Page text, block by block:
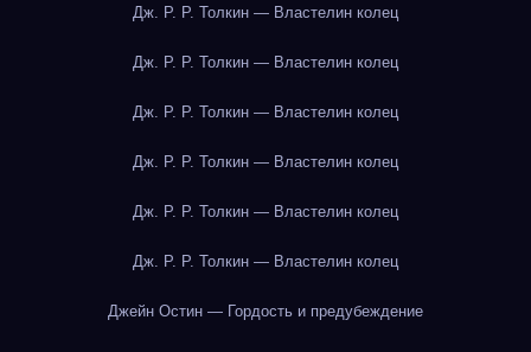
Дж. Р. Р. Толкин — Властелин колец
Дж. Р. Р. Толкин — Властелин колец
Дж. Р. Р. Толкин — Властелин колец
Дж. Р. Р. Толкин — Властелин колец
Дж. Р. Р. Толкин — Властелин колец
Дж. Р. Р. Толкин — Властелин колец
Джейн Остин — Гордость и предубеждение